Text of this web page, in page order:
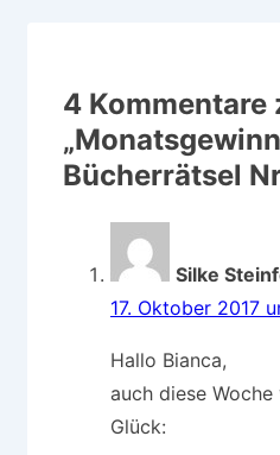
4 Kommentare
„
Bücherrätsel
Silke
17. Oktober 2017
Hallo Bianca,
auch diese
Glück: